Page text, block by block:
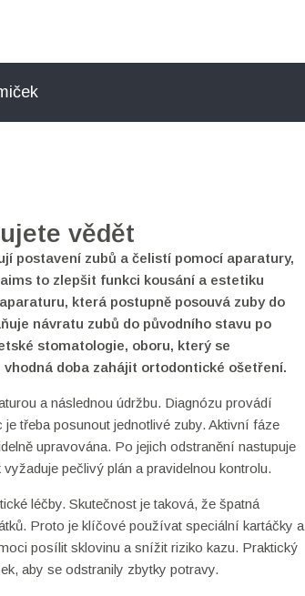
vědět
postavení zubů a čelistí pomocí aparatury,
to zlepšit funkci kousání a estetiku
která postupně posouvá zuby do
návratu zubů do původního stavu po
stomatologie, oboru, který se
doba zahájit ortodontické ošetření.
a následnou údržbu. Diagnózu provádí
třeba posunout jednotlivé zuby. Aktivní fáze
upravována. Po jejich odstranění nastupuje
pečlivý plán a pravidelnou kontrolu.
léčby. Skutečnost je taková, že špatná
Proto je klíčové používat speciální kartáčky a
posílit sklovinu a snížit riziko kazu. Praktický
aby se odstranily zbytky potravy.